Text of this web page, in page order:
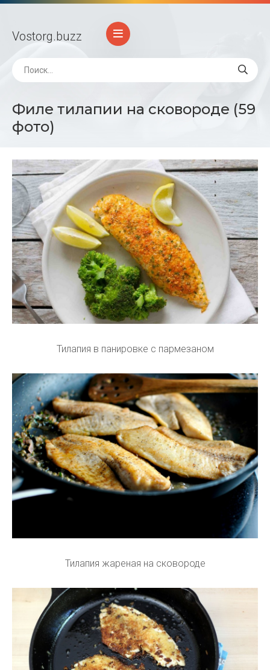
Vostorg.buzz
Филе тилапии на сковороде (59
фото)
Тилапия в панировке с пармезаном
Тилапия жареная на сковороде